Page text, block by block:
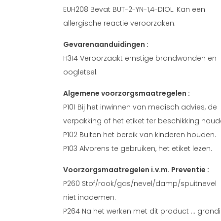
EUH208 Bevat BUT-2-YN-1,4-DIOL. Kan een
allergische reactie veroorzaken.
Gevarenaanduidingen :
H314 Veroorzaakt ernstige brandwonden en
oogletsel.
Algemene voorzorgsmaatregelen :
P101 Bij het inwinnen van medisch advies, de
verpakking of het etiket ter beschikking
P102 Buiten het bereik van kinderen houden.
P103 Alvorens te gebruiken, het etiket lezen.
Voorzorgsmaatregelen i.v.m. Preventie :
P260 Stof/rook/gas/nevel/damp/spuitnevel
niet inademen.
P264 Na het werken met dit product ...